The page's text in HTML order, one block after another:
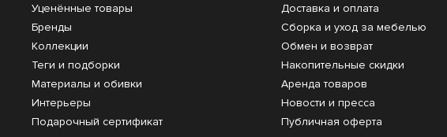
Уценённые товары
Бренды
Коллекции
Теги и подборки
Материалы и обивки
Интерьеры
Подарочный сертификат
Доставка и оплата
Сборка и уход за мебелью
Обмен и возврат
Накопительные скидки
Аренда товаров
Новости и пресса
Публичная оферта